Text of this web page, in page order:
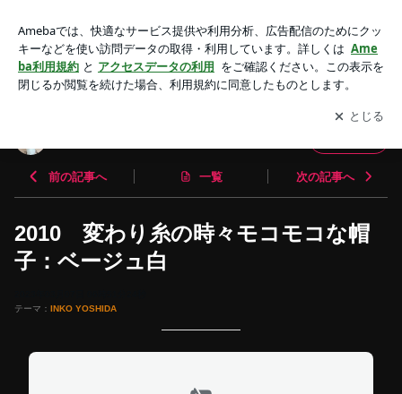
家：吉田インコ
アプリをダウンロードして ブログの更新通知
を受け取りまし
ょう。
開く
前の記事へ 一覧 次の記事へ
2010 変わり糸の時々モコモコな帽
子：ベージュ白
テーマ： INKO YOSHIDA